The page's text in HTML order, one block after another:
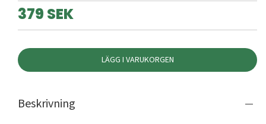
379 SEK
LÄGG I VARUKORGEN
Beskrivning